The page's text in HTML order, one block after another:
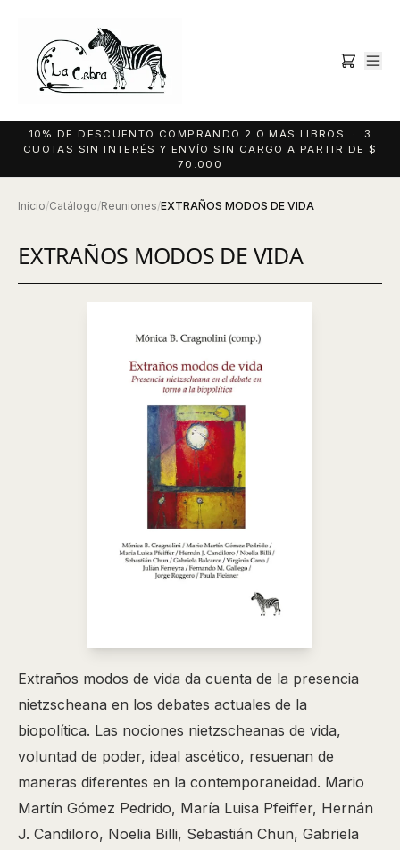
10% DE DESCUENTO COMPRANDO 2 O MÁS LIBROS · 3
CUOTAS SIN INTERÉS Y ENVÍO SIN CARGO A PARTIR DE $
70.000
Inicio/Catálogo/Reuniones/EXTRAÑOS MODOS DE VIDA
EXTRAÑOS MODOS DE VIDA
Extraños modos de vida da cuenta de la presencia
nietzscheana en los debates actuales de la
biopolítica. Las nociones nietzscheanas de vida,
voluntad de poder, ideal ascético, resuenan de
maneras diferentes en la contemporaneidad. Mario
Martín Gómez Pedrido, María Luisa Pfeiffer, Hernán
J. Candiloro, Noelia Billi, Sebastián Chun, Gabriela